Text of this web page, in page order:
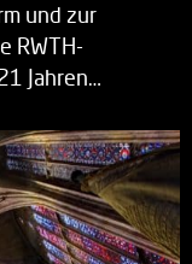
und zur
RWTH-
Jahren…